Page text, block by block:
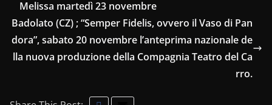
Melissa martedì 23 novembre
Badolato (CZ) ; “Semper Fidelis, ovvero il Vaso di Pan
dora”, sabato 20 novembre l’anteprima nazionale de
lla nuova produzione della Compagnia Teatro del Ca
rro.